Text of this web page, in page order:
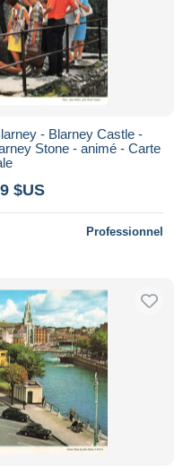
- Blarney Castle -
Stone - animé - Carte
$US
Professionnel